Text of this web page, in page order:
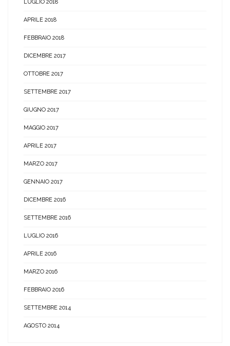
LUGLIO 2018
APRILE 2018
FEBBRAIO 2018
DICEMBRE 2017
OTTOBRE 2017
SETTEMBRE 2017
GIUGNO 2017
MAGGIO 2017
APRILE 2017
MARZO 2017
GENNAIO 2017
DICEMBRE 2016
SETTEMBRE 2016
LUGLIO 2016
APRILE 2016
MARZO 2016
FEBBRAIO 2016
SETTEMBRE 2014
AGOSTO 2014